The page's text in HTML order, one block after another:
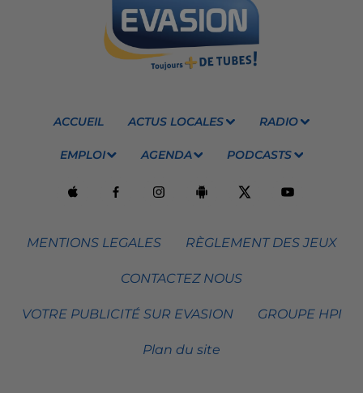
ACCUEIL ACTUS LOCALES RADIO
EMPLOI AGENDA PODCASTS
MENTIONS LEGALES RÈGLEMENT DES JEUX
CONTACTEZ NOUS
VOTRE PUBLICITÉ SUR EVASION GROUPE HPI
Plan du site